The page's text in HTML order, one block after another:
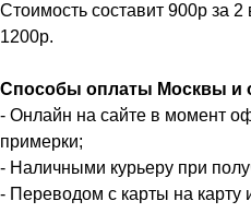
Стоимость составит 900р за
1200р.
Способы оплаты Москвы и
- Онлайн на сайте в момент
примерки;
- Наличными курьеру при
- Переводом с карты на карту